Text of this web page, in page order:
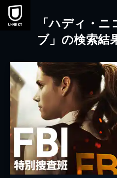
本文へスキップ
「ハディ・
ブ」の検索結